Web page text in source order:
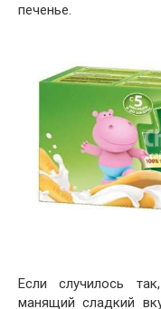
печенье.
Если случилось
манящий сладкий